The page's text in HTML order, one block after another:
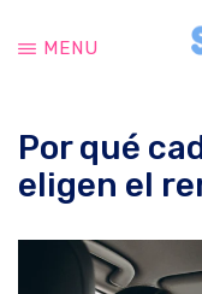
principal
MENU
Por qué
eligen el